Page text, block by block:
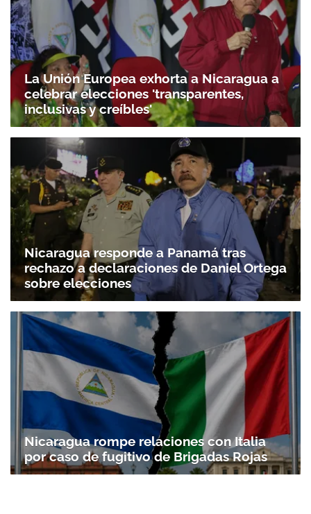
La Unión Europea exhorta a Nicaragua a
celebrar elecciones 'transparentes,
inclusivas y creíbles'
Nicaragua responde a Panamá tras
rechazo a declaraciones de Daniel Ortega
sobre elecciones
Nicaragua rompe relaciones con Italia
por caso de fugitivo de Brigadas Rojas